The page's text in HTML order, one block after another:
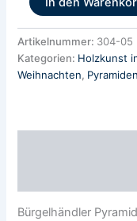
Artikelnummer: 304-05
Kategorien: Holzkunst
Weihnachten, Pyramiden
Bürgelhändler